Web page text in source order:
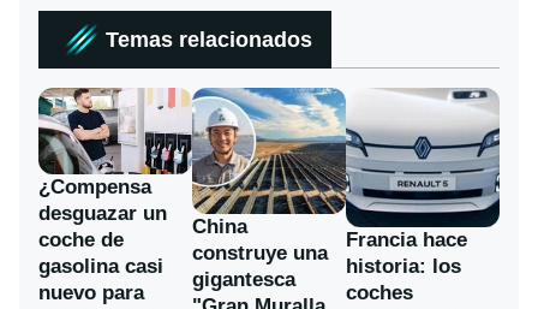
Temas relacionados
¿Compensa
desguazar un
coche de
gasolina casi
nuevo para
China
construye una
gigantesca
Francia hace
historia: los
coches